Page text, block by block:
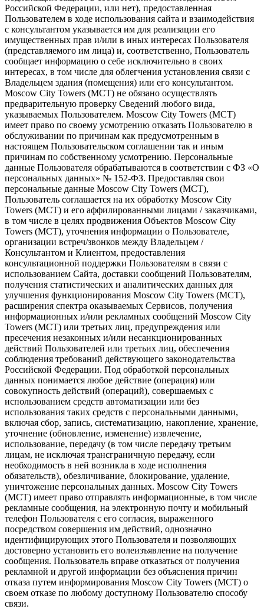
Российской Федерации, или нет), предоставленная
Пользователем в ходе использования сайта и взаимодействия
с консультантом указывается им для реализации его
имущественных прав и/или в иных интересах Пользователя
(представляемого им лица) и, соответственно, Пользователь
сообщает информацию о себе исключительно в своих
интересах, в том числе для облегчения установления связи с
Владельцем здания (помещения) или его консультантом.
Moscow City Towers (МСТ) не обязано осуществлять
предварительную проверку Сведений любого вида,
указываемых Пользователем. Moscow City Towers (МСТ)
имеет право по своему усмотрению отказать Пользователю в
обслуживании по причинам как предусмотренным в
настоящем Пользовательском соглашении так и иным
причинам по собственному усмотрению. Персональные
данные Пользователя обрабатываются в соответствии с ФЗ «О
персональных данных» № 152-ФЗ. Предоставляя свои
персональные данные Moscow City Towers (МСТ),
Пользователь соглашается на их обработку Moscow City
Towers (МСТ) и его аффилированными лицами / заказчиками,
в том числе в целях продвижения Объектов Moscow City
Towers (МСТ), уточнения информации о Пользователе,
организации встреч/звонков между Владельцем /
Консультантом и Клиентом, предоставления
консультационной поддержки Пользователям в связи с
использованием Сайта, доставки сообщений Пользователям,
получения статистических и аналитических данных для
улучшения функционирования Moscow City Towers (МСТ),
расширения спектра оказываемых Сервисов, получения
информационных и/или рекламных сообщений Moscow City
Towers (МСТ) или третьих лиц, предупреждения или
пресечения незаконных и/или несанкционированных
действий Пользователей или третьих лиц, обеспечения
соблюдения требований действующего законодательства
Российской Федерации. Под обработкой персональных
данных понимается любое действие (операция) или
совокупность действий (операций), совершаемых с
использованием средств автоматизации или без
использования таких средств с персональными данными,
включая сбор, запись, систематизацию, накопление, хранение,
уточнение (обновление, изменение) извлечение,
использование, передачу (в том числе передачу третьим
лицам, не исключая трансграничную передачу, если
необходимость в ней возникла в ходе исполнения
обязательств), обезличивание, блокирование, удаление,
уничтожение персональных данных. Moscow City Towers
(МСТ) имеет право отправлять информационные, в том числе
рекламные сообщения, на электронную почту и мобильный
телефон Пользователя с его согласия, выраженного
посредством совершения им действий, однозначно
идентифицирующих этого Пользователя и позволяющих
достоверно установить его волеизъявление на получение
сообщения. Пользователь вправе отказаться от получения
рекламной и другой информации без объяснения причин
отказа путем информирования Moscow City Towers (МСТ) о
своем отказе по любому доступному Пользователю способу
связи.